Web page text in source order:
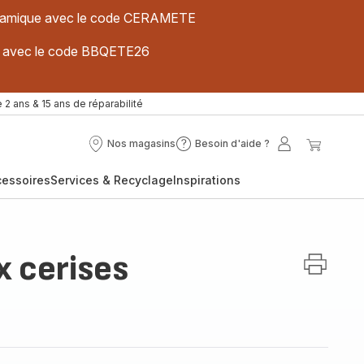
avec le code CERAMETE
le code BBQETE26
2 ans & 15 ans de réparabilité
Nos magasins
Nos
Besoin d'aide ?
Besoin
?
Mon
Services & RecyclageInspirations
cerises